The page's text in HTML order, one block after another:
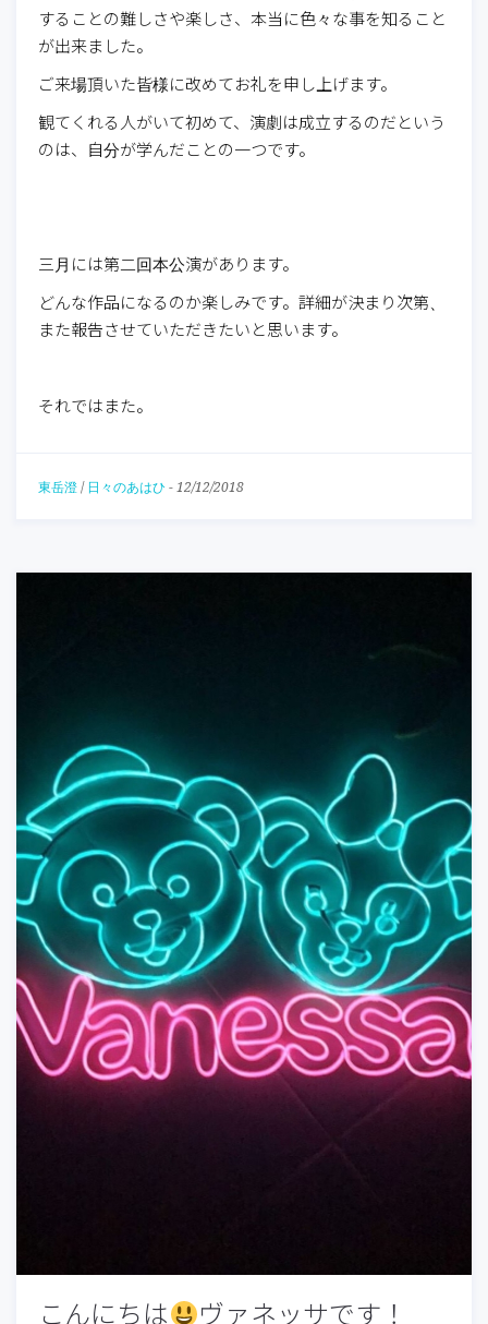
することの難しさや楽しさ、本当に色々な事を知ること
が出来ました。
ご来場頂いた皆様に改めてお礼を申し上げます。
観てくれる人がいて初めて、演劇は成立するのだという
のは、自分が学んだことの一つです。
三月には第二回本公演があります。
どんな作品になるのか楽しみです。詳細が決まり次第、
また報告させていただきたいと思います。
それではまた。
東岳澄 / 日々のあはひ - 12/12/2018
こんにちは ヴァネッサです！